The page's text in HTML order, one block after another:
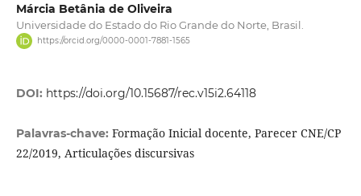
Márcia Betânia de Oliveira
Universidade do Estado do Rio Grande do Norte, Brasil.
https://orcid.org/0000-0001-7881-1565
DOI: https://doi.org/10.15687/rec.v15i2.64118
Palavras-chave: Formação Inicial docente, Parecer CNE/CP
22/2019, Articulações discursivas